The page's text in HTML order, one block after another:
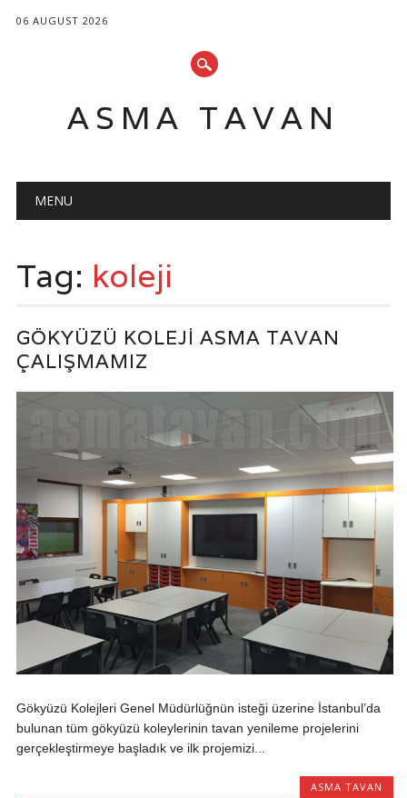
06 AUGUST 2026
ASMA TAVAN
Main menu
MENU
Tag: koleji
GÖKYÜZÜ KOLEJI ASMA TAVAN
ÇALIŞMAMIZ
Gökyüzü Kolejleri Genel Müdürlüğnün isteği üzerine İstanbul’da
bulunan tüm gökyüzü koleylerinin tavan yenileme projelerini
gerçekleştirmeye başladık ve ilk projemizi...
ASMA TAVAN